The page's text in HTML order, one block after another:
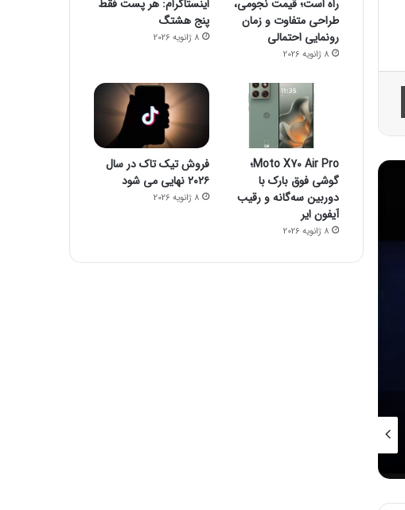
راه است؛ قیمت نجومی،
طراحی متفاوت و زمان
رونمایی احتمالی
8 ژانویه 2026
اینستاگرام: هر پست فقط
پنج هشتگ
8 ژانویه 2026
Moto X70 Air Pro؛
گوشی فوق بارک با
دوربین سه‌گانه و رقیب
آیفون ایر
8 ژانویه 2026
فروش تیک تاک در سال
۲۰۲۶ نهایی می شود
8 ژانویه 2026